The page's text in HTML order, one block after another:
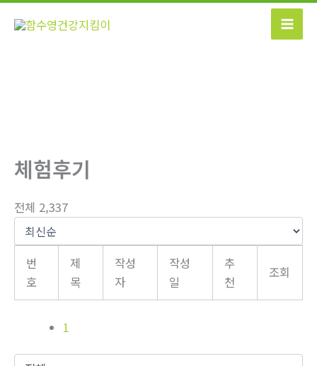
콘
체험후기
전체 2,337
번
호
제
목
작성
자
작성
일
추
천
조회
1